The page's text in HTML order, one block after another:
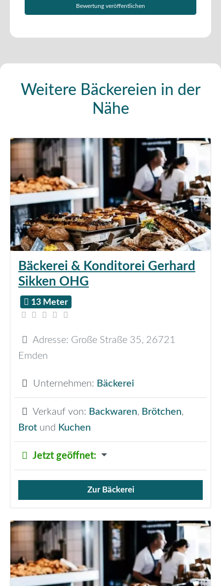
Weitere Bäckereien in der
Nähe
Bäckerei & Konditorei Gerhard
Sikken OHG
13 Meter
Adresse: Große Straße 35, 26721
Emden
Unternehmen: Bäckerei
Verkauf von: Backwaren, Brötchen,
Brot und Kuchen
Jetzt geöffnet:
Verkauf von Brötchen,
Zur Bäckerei